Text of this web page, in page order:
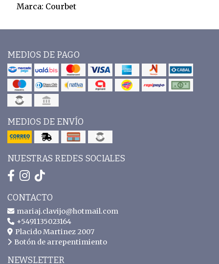
Marca: Courbet
MEDIOS DE PAGO
MEDIOS DE ENVÍO
NUESTRAS REDES SOCIALES
CONTACTO
mariaj.clavijo@hotmail.com
+5491135023164
Placido Martinez 2007
Botón de arrepentimiento
NEWSLETTER